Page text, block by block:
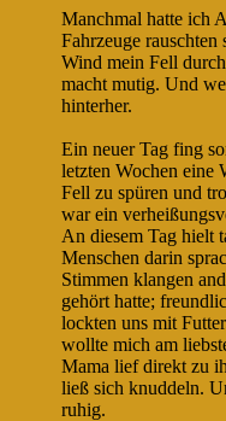
Manchmal hatte ich
Fahrzeuge rauschten
Wind mein Fell
macht mutig. Und
hinterher.
Ein neuer Tag fing
letzten Wochen eine
Fell zu spüren und
war ein
An diesem Tag hielt
Menschen darin
Stimmen klangen
gehört hatte;
lockten uns mit
wollte mich am
Mama lief direkt zu
ließ sich knuddeln.
ruhig.